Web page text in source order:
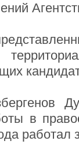
в